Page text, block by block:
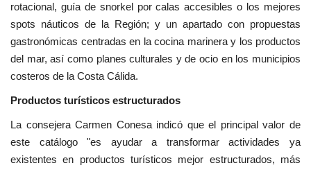
rotacional, guía de snorkel por calas accesibles o los mejores
spots náuticos de la Región; y un apartado con propuestas
gastronómicas centradas en la cocina marinera y los productos
del mar, así como planes culturales y de ocio en los municipios
costeros de la Costa Cálida.
Productos turísticos estructurados
La consejera Carmen Conesa indicó que el principal valor de
este catálogo "es ayudar a transformar actividades ya
existentes en productos turísticos mejor estructurados, más